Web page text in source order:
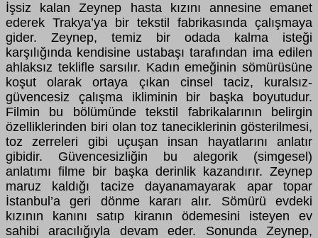
İşsiz kalan Zeynep hasta kızını annesine emanet
ederek Trakya’ya bir tekstil fabrikasında çalışmaya
gider. Zeynep, temiz bir odada kalma isteği
karşılığında kendisine ustabaşı tarafından ima edilen
ahlaksız teklifle sarsılır. Kadın emeğinin sömürüsüne
koşut olarak ortaya çıkan cinsel taciz, kuralsız-
güvencesiz çalışma ikliminin bir başka boyutudur.
Filmin bu bölümünde tekstil fabrikalarının belirgin
özelliklerinden biri olan toz taneciklerinin gösterilmesi,
toz zerreleri gibi uçuşan insan hayatlarını anlatır
gibidir. Güvencesizliğin bu alegorik (simgesel)
anlatımı filme bir başka derinlik kazandırır. Zeynep
maruz kaldığı tacize dayanamayarak apar topar
İstanbul’a geri dönme kararı alır. Sömürü evdeki
kızının kanını satıp kiranın ödemesini isteyen ev
sahibi aracılığıyla devam eder. Sonunda Zeynep,